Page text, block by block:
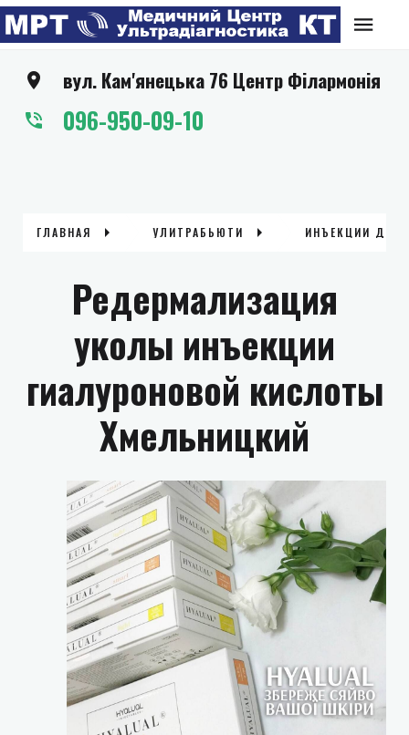
вул. Кам'янецька 76 Центр Філармонія
096-950-09-10
ГЛАВНАЯ УЛИТРАБЬЮТИ ИНЪЕКЦИИ ДЛЯ
Редермализация
уколы инъекции
гиалуроновой кислоты
Хмельницкий